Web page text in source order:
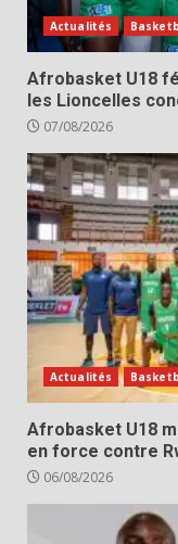
Actualités
Afrobasket U18
les Lioncelles
07/08/2026
Actualités
Afrobasket U18
en force contre
06/08/2026